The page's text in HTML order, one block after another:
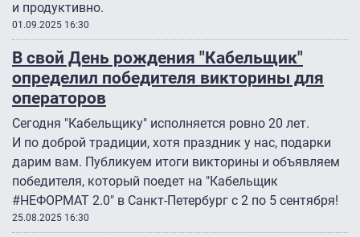
и продуктивно.
01.09.2025 16:30
В свой День рождения "Кабельщик"
определил победителя викторины для
операторов
Сегодня "Кабельщику" исполняется ровно 20 лет.
И по доброй традиции, хотя праздник у нас, подарки
дарим вам. Публикуем итоги викторины и объявляем
победителя, который поедет на "Кабельщик
#НЕФОРМАТ 2.0″ в Санкт-Петербург с 2 по 5 сентября!
25.08.2025 16:30